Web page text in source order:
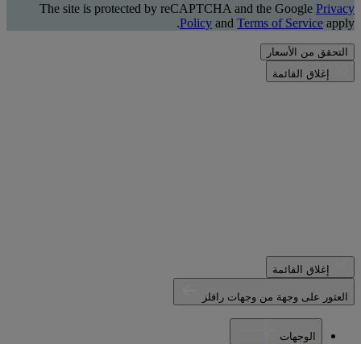
The site is protected by reCAPTCHA and the Google Privacy
Policy and Terms of Service apply.
التحقق من الأسعار
إغلاق القائمة
إغلاق القائمة
العثور على وجهة من وجهات رافلز
الوجهات